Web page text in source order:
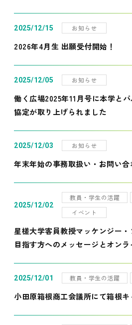
2025/12/15 お知らせ
2026年4月生 出願受付開始！
2025/12/05 お知らせ
働く広場2025年11月号に本学と
協定が取り上げられました
2025/12/03 お知らせ
年末年始の事務取扱い・お問い合
2025/12/02
教員・学生の活躍
イベント
星槎大学客員教授マッケンジー
目指す方へのメッセージとオン
2025/12/01 教員・学生の活躍
小田原箱根商工会議所にて箱根